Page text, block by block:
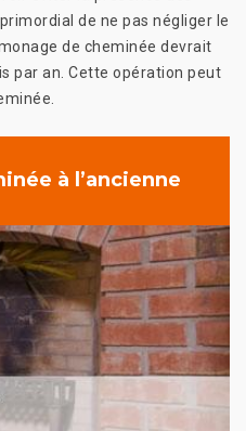
de ne pas négliger le
de cheminée devrait
par an. Cette opération peut
à l’ancienne